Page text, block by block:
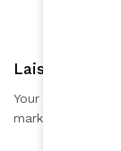
Laisser une
Your email
marked